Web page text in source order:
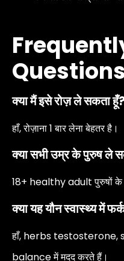
Questions
क्या मैं इसे रोज़ ले सकता
हाँ, रोज़ाना 1 बार लेना बेहतर है।
क्या सभी उम्र के पुरुष ले
18+ healthy adult पुरुषों के
क्या यह यौन स्वास्थ्य में
हाँ, herbs
balance में मदद करते हैं।